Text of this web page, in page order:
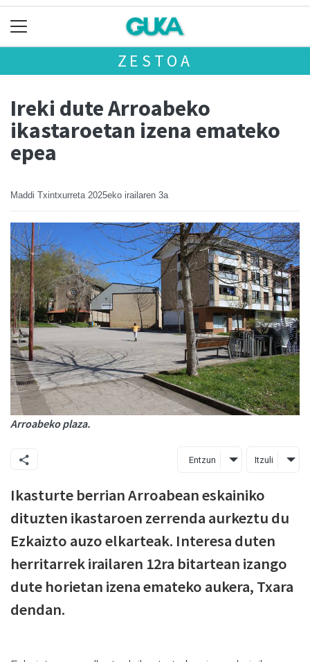
ZESTOA
Ireki dute Arroabeko
ikastaroetan izena emateko
epea
Maddi Txintxurreta 2025eko irailaren 3a
Arroabeko plaza.
Entzun Itzuli
Ikasturte berrian Arroabean eskainiko
dituzten ikastaroen zerrenda aurkeztu du
Ezkaizto auzo elkarteak. Interesa duten
herritarrek irailaren 12ra bitartean izango
dute horietan izena emateko aukera, Txara
dendan.